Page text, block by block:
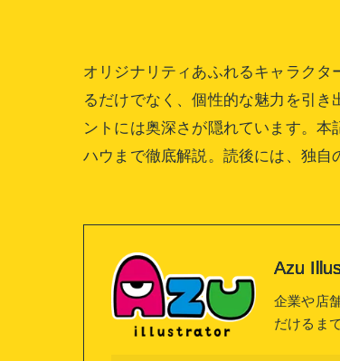
オリジナリティあふれるキャラク
るだけでなく、個性的な魅力を引
ントには奥深さが隠れています。
ハウまで徹底解説。読後には、独自
Azu
企業や店
だけるま